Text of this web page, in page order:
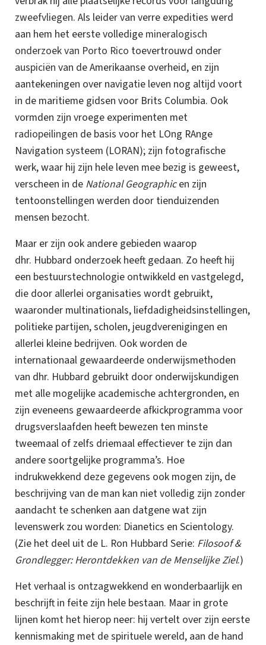
zweefvliegen. Als leider van verre expedities werd
aan hem het eerste volledige mineralogisch
onderzoek van Porto Rico toevertrouwd onder
auspiciën van de Amerikaanse overheid, en zijn
aantekeningen over navigatie leven nog altijd voort
in de maritieme gidsen voor Brits Columbia. Ook
vormden zijn vroege experimenten met
radiopeilingen de basis voor het LOng RAnge
Navigation systeem (LORAN); zijn fotografische
werk, waar hij zijn hele leven mee bezig is geweest,
verscheen in de National Geographicen zijn
tentoonstellingen werden door tienduizenden
mensen bezocht.
Maar er zijn ook andere gebieden waarop
dhr. Hubbard onderzoek heeft gedaan. Zo heeft hij
een bestuurstechnologie ontwikkeld en vastgelegd,
die door allerlei organisaties wordt gebruikt,
waaronder multinationals, liefdadigheidsinstellingen,
politieke partijen, scholen, jeugdverenigingen en
allerlei kleine bedrijven. Ook worden de
internationaal gewaardeerde onderwijsmethoden
van dhr. Hubbard gebruikt door onderwijskundigen
met alle mogelijke academische achtergronden, en
zijn eveneens gewaardeerde afkickprogramma voor
drugsverslaafden heeft bewezen ten minste
tweemaal of zelfs driemaal effectiever te zijn dan
andere soortgelijke programma’s. Hoe
indrukwekkend deze gegevens ook mogen zijn, de
beschrijving van de man kan niet volledig zijn zonder
aandacht te schenken aan datgene wat zijn
levenswerk zou worden: Dianetics en Scientology.
(Zie het deel uit de L. Ron Hubbard Serie: Filosoof &
Grondlegger: Herontdekken van de Menselijke Ziel.)
Het verhaal is ontzagwekkend en wonder­baarlijk en
beschrijft in feite zijn hele bestaan. Maar in grote
lijnen komt het hierop neer: hij vertelt over zijn eerste
kennismaking met de spirituele wereld, aan de hand